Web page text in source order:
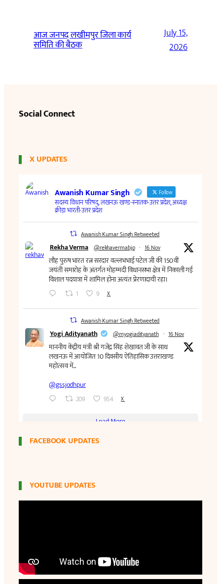
आज जनपद लखीमपुर जिला कार्य
समिति की बैठक
July 15,
2026
Social Connect
X UPDATES
FACEBOOK UPDATES
YOUTUBE UPDATES